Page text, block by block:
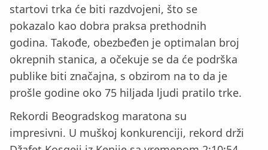
startovi trka će biti razdvojeni, što se
pokazalo kao dobra praksa prethodnih
godina. Takođe, obezbeđen je optimalan broj
okrepnih stanica, a očekuje se da će podrška
publike biti značajna, s obzirom na to da je
prošle godine oko 75 hiljada ljudi pratilo trke.
Rekordi Beogradskog maratona su
impresivni. U muškoj konkurenciji, rekord drži